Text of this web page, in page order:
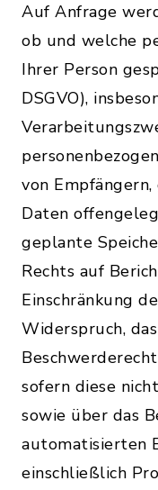
Auf Anfrage
ob und welche
Ihrer Person
DSGVO),
von
Daten
geplante
Rechts auf
Einschränkung
Widerspruch,
sofern diese
sowie über das
automatisierten
einschließlich